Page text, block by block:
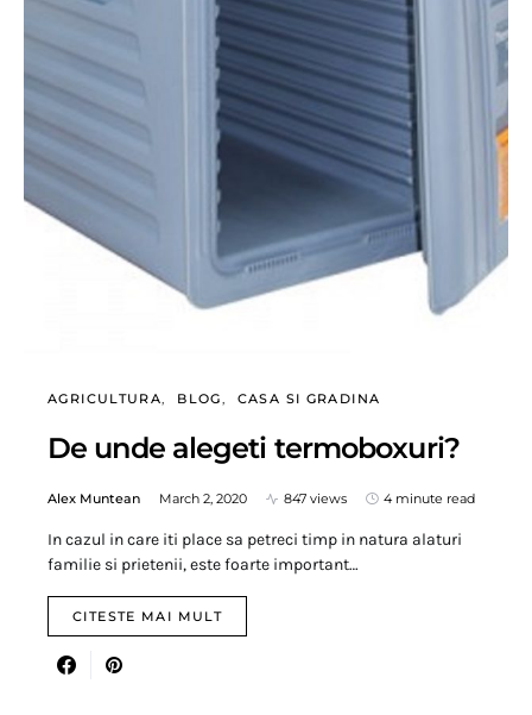
AGRICULTURA BLOG CASA SI GRADINA
De unde alegeti termoboxuri?
Alex Muntean March 2, 2020 847 views 4 minute read
In cazul in care iti place sa petreci timp in natura alaturi
familie si prietenii, este foarte important…
CITESTE MAI MULT